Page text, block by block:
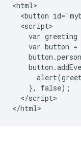
<html>
<button
  <script>
var greeting
var button
    }, false);
  </script>